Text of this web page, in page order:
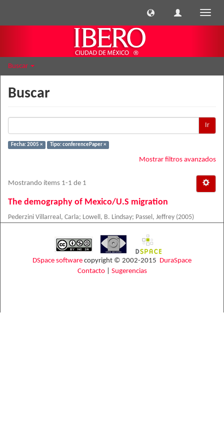
Buscar
Buscar
Ir
Fecha: 2005 × Tipo: conferencePaper ×
Mostrar filtros avanzados
Mostrando ítems 1-1 de 1
The demography of Mexico/U.S migration
Pederzini Villarreal, Carla; Lowell, B. Lindsay; Passel, Jeffrey (2005)
DSpace software copyright © 2002-2015 DuraSpace
Contacto| Sugerencias